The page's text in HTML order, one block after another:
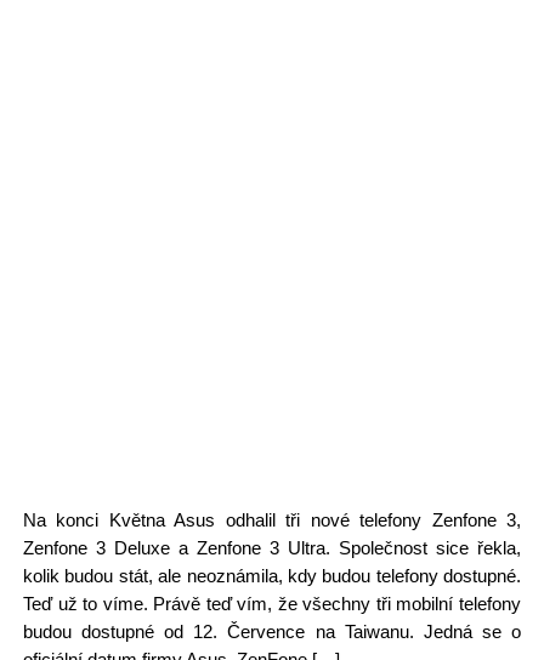
Na konci Května Asus odhalil tři nové telefony Zenfone 3,
Zenfone 3 Deluxe a Zenfone 3 Ultra. Společnost sice řekla,
kolik budou stát, ale neoznámila, kdy budou telefony dostupné.
Teď už to víme. Právě teď vím, že všechny tři mobilní telefony
budou dostupné od 12. Července na Taiwanu. Jedná se o